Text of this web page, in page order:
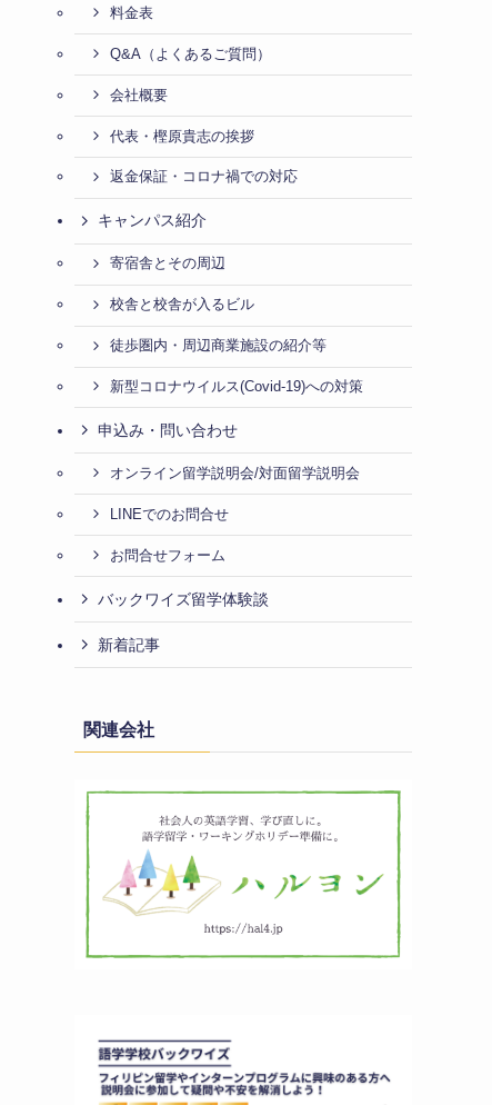
料金表
Q&A（よくあるご質問）
会社概要
代表・樫原貴志の挨拶
返金保証・コロナ禍での対応
キャンパス紹介
寄宿舎とその周辺
校舎と校舎が入るビル
徒歩圏内・周辺商業施設の紹介等
新型コロナウイルス(Covid-19)への対策
申込み・問い合わせ
オンライン留学説明会/対面留学説明会
LINEでのお問合せ
お問合せフォーム
バックワイズ留学体験談
新着記事
関連会社